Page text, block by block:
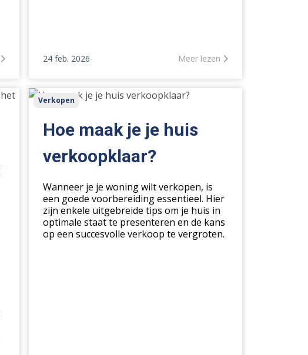
24 feb. 2026 Meer lezen
Hoe
huis
verkoopklaar?
Verkopen
Hoe maak je je huis
verkoopklaar?
Wanneer je je woning wilt verkopen, is
een goede voorbereiding essentieel. Hier
zijn enkele uitgebreide tips om je huis in
optimale staat te presenteren en de kans
op een succesvolle verkoop te vergroten.